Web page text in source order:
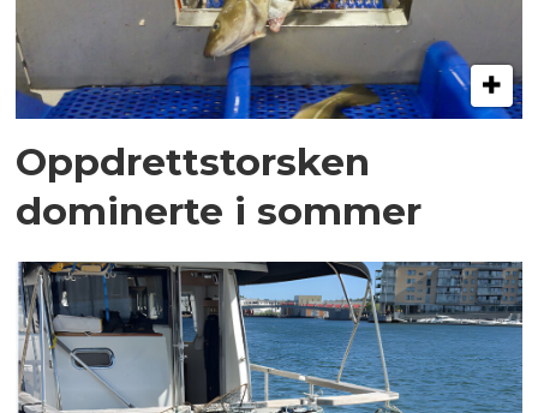
Oppdrettstorsken
dominerte i sommer